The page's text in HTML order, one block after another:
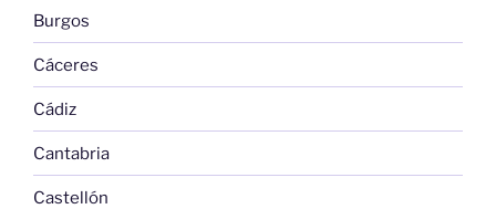
Burgos
Cáceres
Cádiz
Cantabria
Castellón